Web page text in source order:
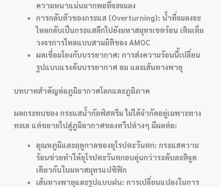
ความหนาแน่นมากพอที่จะจมลง
การกลับตัวของกระแส (Overturning): น้ำที่จมลงจะ
ไหลกลับเป็นกระแสลึกไปยังมหาสมุทรเขตร้อน เติมเต็ม
วงจรการไหลแบบสามมิติของ AMOC
ผลเชื่อมโยงกับบรรยากาศ: การส่งความร้อนนี้เปลี่ยน
รูปแบบแรงดันบรรยากาศ ลม และเส้นทางพายุ
บทบาทสำคัญต่อภูมิอากาศโลกและภูมิภาค
ผลกระทบของกระแสน้ำกัลฟ์สตรีม ไม่ได้จำกัดอยู่เฉพาะทาง
ทะเล แต่ขยายไปสู่ภูมิอากาศของทวีปต่างๆ มีผลต่อ:
อุณหภูมิและฤดูกาลของยุโรปตะวันตก: กระแสความ
ร้อนช่วยทำให้ยุโรปตะวันตกอบอุ่นกว่าระดับละติจูด
เดียวกันในมหาสมุทรแปซิฟิก
เส้นทางพายุและรูปแบบฝน: การเปลี่ยนแปลงในการ